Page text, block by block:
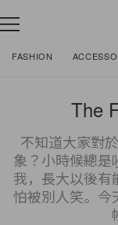
FASHION
The
不知道大家對
象？小時候總
我，長大以後有
怕被別人笑。今